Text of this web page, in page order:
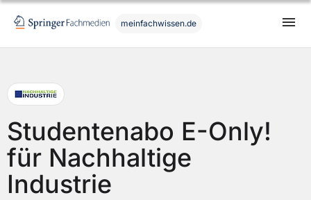
meinfachwissen.de
Studentenabo E-Only!
für Nachhaltige
Industrie